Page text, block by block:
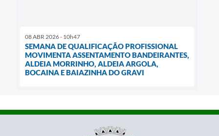
08 ABR 2026 - 10h47
SEMANA DE QUALIFICAÇÃO PROFISSIONAL
MOVIMENTA ASSENTAMENTO BANDEIRANTES,
ALDEIA MORRINHO, ALDEIA ARGOLA,
BOCAINA E BAIAZINHA DO GRAVI